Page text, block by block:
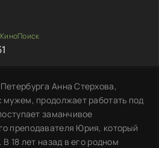
Анна Стерхова,
мужем, продолжает работать под
заманчивое
преподавателя Юрия, который
18 лет назад в его родном